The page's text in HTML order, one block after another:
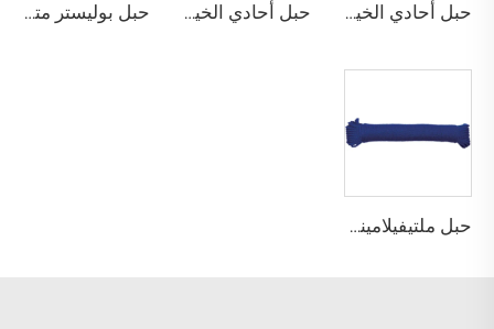
حبل أحادي الخيط من البولي بروبلين مجدول حبل أحادي الخيط من البولي بروبلين مجدول حبل بوليستر متعدد الخيوط ملتوي
حبل ملتيفيلامينت بولي بروبيلين مجدول